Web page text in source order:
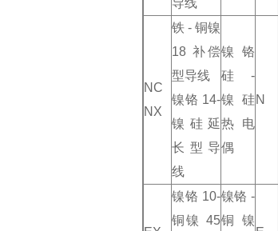
导线
NC
NX
铁 - 铜镍
18 补偿
型导线
镍铬 14-
镍硅延
长型导
线
镍铬
硅 -
镍硅
热电
偶
N
镍铬 10-
铜镍 45
镍铬 -
铜镍